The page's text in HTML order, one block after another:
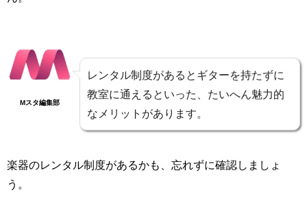
Mスタ編集部
レンタル制度があるとギターを持たずに
教室に通えるといった、たいへん魅力的
なメリットがあります。
楽器のレンタル制度があるかも、忘れずに確認しましょ
う。